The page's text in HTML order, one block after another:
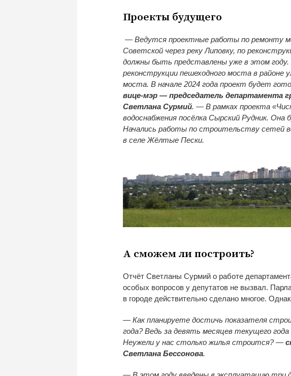
Проекты будущего
— Ведутся проектные работы по ремонту
Советской через реку Липовку, по
должны быть представлены уже в этом году.
реконструкции пешеходного моста в районе
моста. В начале 2024 года проект будет
вице-мэр — председатель департамента
Светлана Сурмий. — В рамках проекта
водоснабжения посёлка Сырский Рудник.
Начались работы по строительству сетей
в селе Жёлтые Пески.
А сможем ли построить?
Отчёт Светланы Сурмий о работе
особых вопросов у депутатов не вызвал.
в городе действительно сделано многое.
— Как планируете достичь показателя
года? Ведь за девять месяцев текущего
Неужели у нас столько жилья строится? —
Светлана Бессонова.